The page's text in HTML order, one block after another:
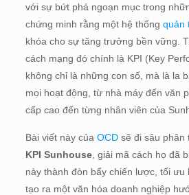
với sự bứt phá ngoạn mục trong
chứng minh rằng một hệ thống quản
khóa cho sự tăng trưởng bền vững.
cách mạng đó chính là KPI (Key
không chỉ là những con số, mà là la
mọi hoạt động, từ nhà máy đến văn
cấp cao đến từng nhân viên của
Bài viết này của OCDsẽ đi sâu phân
KPI Sunhouse, giải mã cách họ đã
này thành đòn bẩy chiến lược, tối ưu
tạo ra một văn hóa doanh nghiệp